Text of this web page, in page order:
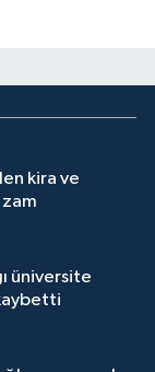
kira ve
üniversite